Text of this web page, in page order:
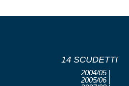
14 SCUDETTI
2004/05 |
2005/06 |